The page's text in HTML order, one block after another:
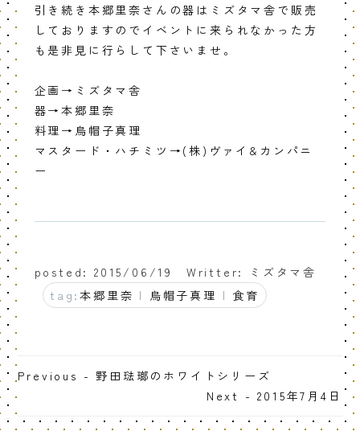
引き続き本郷里奈さんの器はミズタマ舎で販売
しておりますのでイベントに来られなかった方
も是非見に行らして下さいませ。
企画→ミズタマ舎
器→本郷里奈
料理→烏帽子真理
マスタード・ハチミツ→(株)ヴァイ&カンパニ
ー
posted: 2015/06/19
Writter: ミズタマ舎
tag:本郷里奈 | 烏帽子真理 | 食育
Previous - 野田琺瑯のホワイトシリーズ
Next - 2015年7月4日